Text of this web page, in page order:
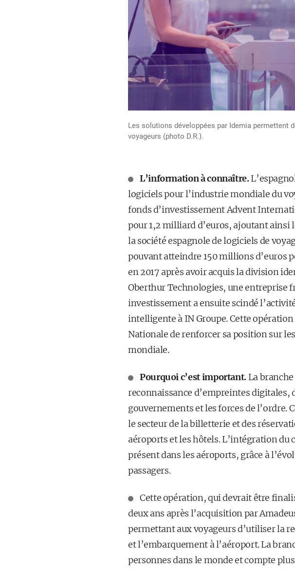
Les solutions développées par Idemia
voyageurs (photo D.R.).
L’information à connaître.
logiciels pour l’industrie mondiale du
fonds d’investissement Advent
pour 1,2 milliard d’euros, ajoutant ainsi
la société espagnole de logiciels de
pouvant atteindre 150 millions d’euros
en 2017 après avoir acquis la division
Oberthur Technologies, une entreprise
investissement a ensuite scindé
intelligente à IN Groupe. Cette
Nationale de renforcer sa position sur
mondiale.
Pourquoi c’est important. La
reconnaissance d’empreintes digitales,
gouvernements et les forces de l’ordre.
le secteur de la billetterie et des
aéroports et les hôtels. L’intégration
présent dans les aéroports, grâce à
passagers.
Cette opération, qui devrait être
deux ans après l’acquisition par
permettant aux voyageurs d’utiliser la
et l’embarquement à l’aéroport. La
personnes dans le monde et compte